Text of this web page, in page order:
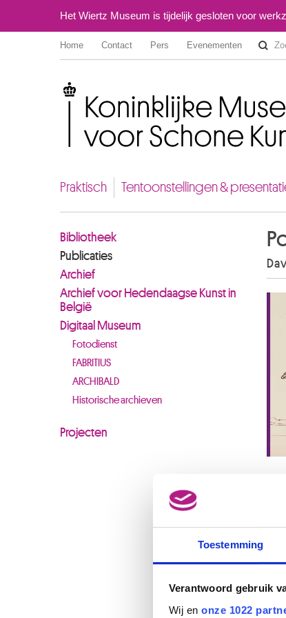
Toestemming
Verantwoord gebruik
Wij en onze 1022
Het Wiertz Museum is tijdelijk gesloten voor
Home Contact Pers Evenementen
Praktisch Tentoonstellingen &
Bibliotheek
Publicaties
Archief
Archief voor Hedendaagse Kunst in
België
Digitaal Museum
Fotodienst
FABRITIUS
ARCHIBALD
Historische archieven
Projecten